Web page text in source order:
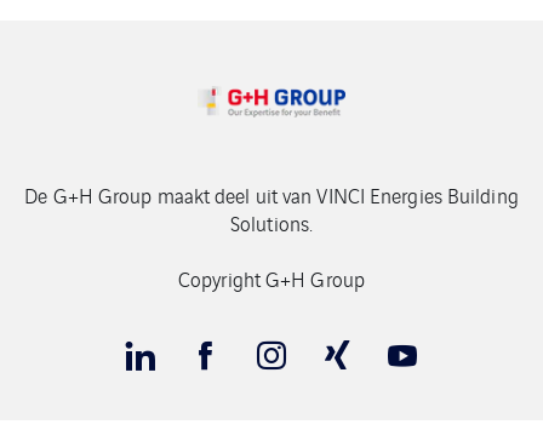
De G+H Group maakt deel uit van VINCI Energies Building
Solutions.
Copyright G+H Group